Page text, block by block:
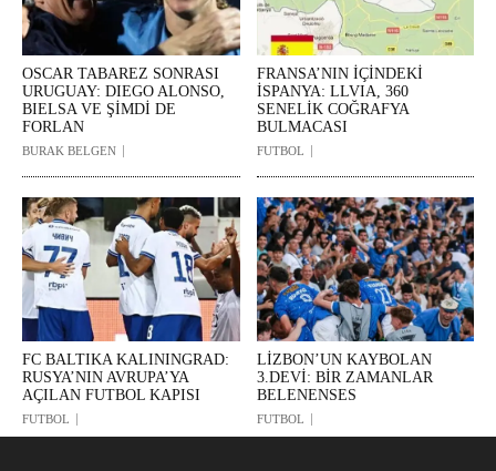
OSCAR TABAREZ SONRASI
URUGUAY: DIEGO ALONSO,
BIELSA VE ŞİMDİ DE
FORLAN
BURAK BELGEN
FRANSA’NIN İÇİNDEKİ
İSPANYA: LLVIA, 360
SENELİK COĞRAFYA
BULMACASI
FUTBOL
FC BALTIKA KALININGRAD:
RUSYA’NIN AVRUPA’YA
AÇILAN FUTBOL KAPISI
FUTBOL
LİZBON’UN KAYBOLAN
3.DEVİ: BİR ZAMANLAR
BELENENSES
FUTBOL